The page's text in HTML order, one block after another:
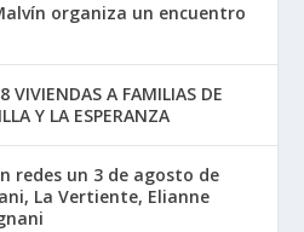
organiza un encuentro
VIVIENDAS A FAMILIAS DE
Y LA ESPERANZA
redes un 3 de agosto de
La Vertiente, Elianne